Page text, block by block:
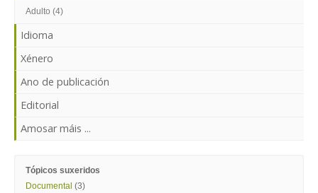
Adulto (4)
Idioma
Xénero
Ano de publicación
Editorial
Amosar máis ...
Tópicos suxeridos
Documental (3)